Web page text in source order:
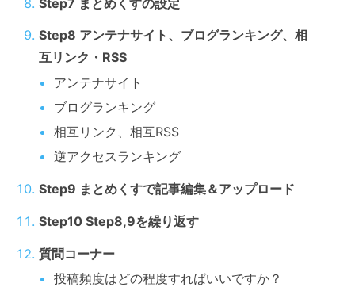
Step8 アンテナサイト、ブログランキング、相
互リンク・RSS
アンテナサイト
ブログランキング
相互リンク、相互RSS
逆アクセスランキング
Step9 まとめくすで記事編集＆アップロード
Step10 Step8,9を繰り返す
質問コーナー
投稿頻度はどの程度すればいいですか？